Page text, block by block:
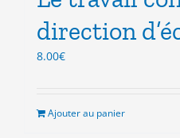
direction
8.00€
Ajouter au panier